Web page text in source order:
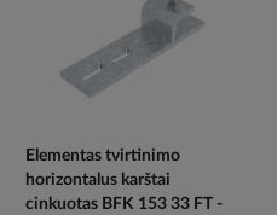
Elementas tvirtinimo
horizontalus karštai
cinkuotas BFK 153 33 FT -